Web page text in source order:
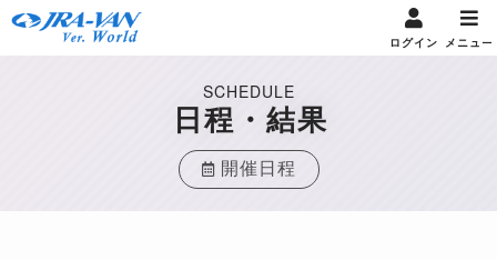
ログイン メニュー
SCHEDULE
日程・結果
開催日程